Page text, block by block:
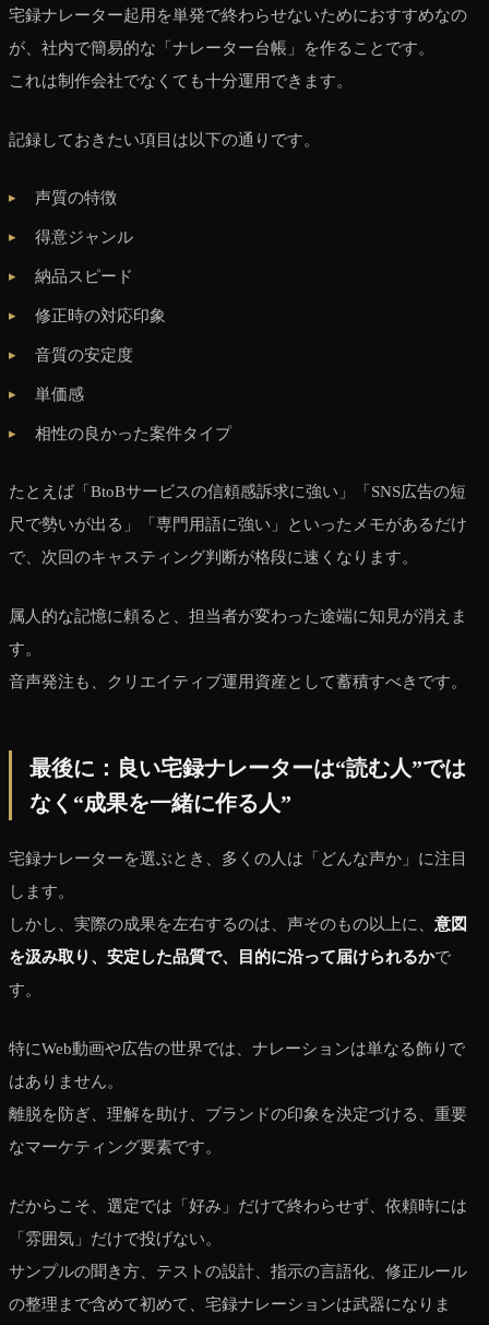
宅録ナレーター起用を単発で終わらせないためにおすすめなの
が、社内で簡易的な「ナレーター台帳」を作ることです。
これは制作会社でなくても十分運用できます。
記録しておきたい項目は以下の通りです。
声質の特徴
得意ジャンル
納品スピード
修正時の対応印象
音質の安定度
単価感
相性の良かった案件タイプ
たとえば「BtoBサービスの信頼感訴求に強い」「SNS広告の短
尺で勢いが出る」「専門用語に強い」といったメモがあるだけ
で、次回のキャスティング判断が格段に速くなります。
属人的な記憶に頼ると、担当者が変わった途端に知見が消えま
す。
音声発注も、クリエイティブ運用資産として蓄積すべきです。
最後に：良い宅録ナレーターは“読む人”では
なく“成果を一緒に作る人”
宅録ナレーターを選ぶとき、多くの人は「どんな声か」に注目
します。
しかし、実際の成果を左右するのは、声そのもの以上に、 意図
を汲み取り、安定した品質で、目的に沿って届けられるかで
す。
特にWeb動画や広告の世界では、ナレーションは単なる飾りで
はありません。
離脱を防ぎ、理解を助け、ブランドの印象を決定づける、重要
なマーケティング要素です。
だからこそ、選定では「好み」だけで終わらせず、依頼時には
「雰囲気」だけで投げない。
サンプルの聞き方、テストの設計、指示の言語化、修正ルール
の整理まで含めて初めて、宅録ナレーションは武器になりま